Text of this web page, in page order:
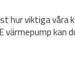
hur viktiga våra
värmepump kan